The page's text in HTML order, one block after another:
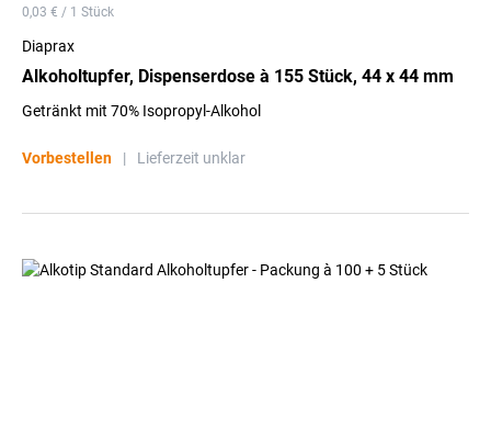
0,03 € / 1 Stück
Diaprax
Alkoholtupfer, Dispenserdose à 155 Stück, 44 x 44 mm
Getränkt mit 70% Isopropyl-Alkohol
Vorbestellen | Lieferzeit unklar